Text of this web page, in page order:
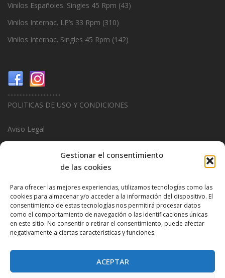
Gestionar el consentimiento
de las cookies
Para ofrecer las mejores experiencias, utilizamos tecnologías como las
cookies para almacenar y/o acceder a la información del dispositivo. El
consentimiento de estas tecnologías nos permitirá procesar datos
como el comportamiento de navegación o las identificaciones únicas
en este sitio. No consentir o retirar el consentimiento, puede afectar
negativamente a ciertas características y funciones.
ACEPTAR
Vinilos Españoles. Singles 45 Rpm (43)
Vinilos Internac. LP’s 33 Rpm (310)
Vinilos Internac. Singles 45 Rpm (142)
...................................
POLITICAS DE USO Y CONDICIONES
Aviso Legal
Politica de Privacidad
...................................
Design & Promotions ByHitred.com